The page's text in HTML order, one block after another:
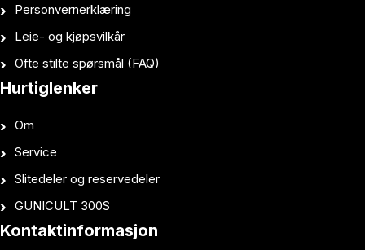
Personvernerklæring
Leie- og kjøpsvilkår
Ofte stilte spørsmål (FAQ)
Hurtiglenker
Om
Service
Slitedeler og reservedeler
GUNICULT 300S
Kontaktinformasjon